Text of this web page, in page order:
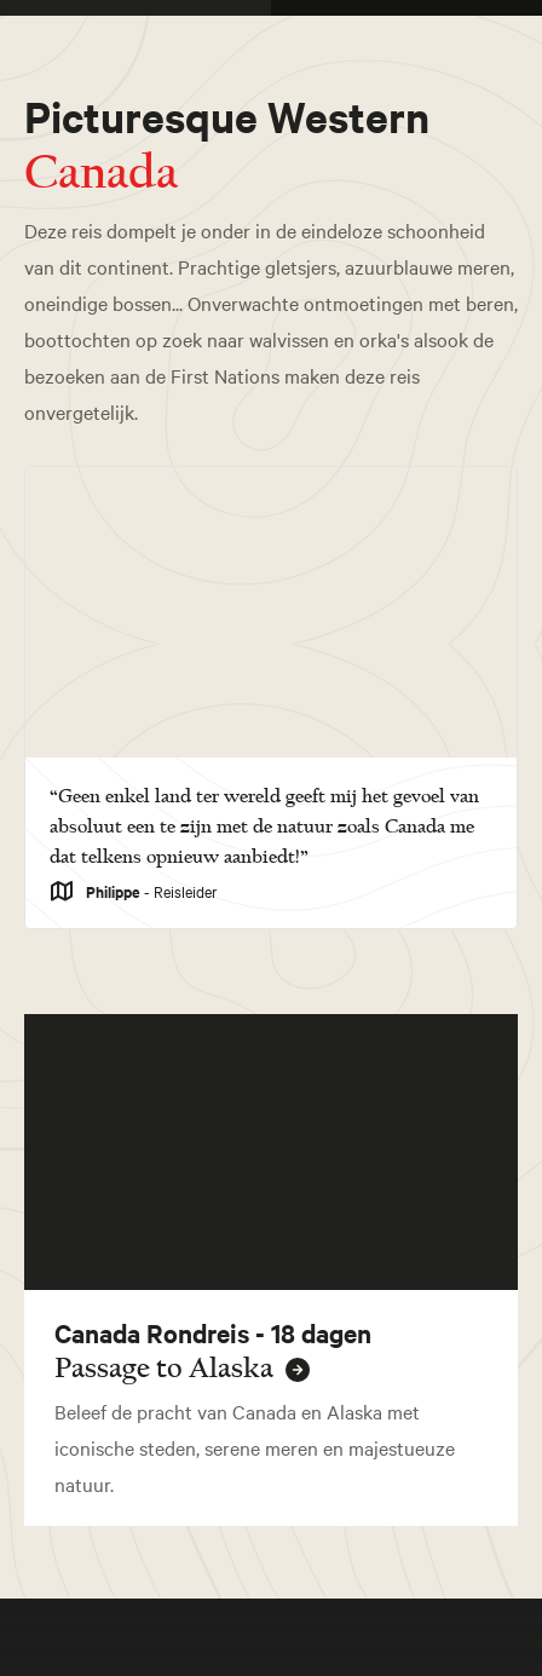
Picturesque Western
Canada
Deze reis dompelt je onder in de eindeloze schoonheid
van dit continent. Prachtige gletsjers, azuurblauwe meren,
oneindige bossen... Onverwachte ontmoetingen met beren,
boottochten op zoek naar walvissen en orka's alsook de
bezoeken aan de First Nations maken deze reis
onvergetelijk.
“Geen enkel land ter wereld geeft mij het gevoel van
absoluut een te zijn met de natuur zoals Canada me
dat telkens opnieuw aanbiedt!”
Philippe- Reisleider
Canada Rondreis - 18 dagen
Passage to Alaska
Beleef de pracht van Canada en Alaska met
iconische steden, serene meren en majestueuze
natuur.